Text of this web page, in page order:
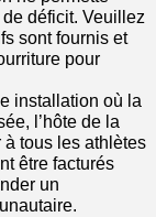
déficit. Veuillez
sont fournis et
pour
installation où la
l’hôte de la
tous les athlètes
être facturés
un